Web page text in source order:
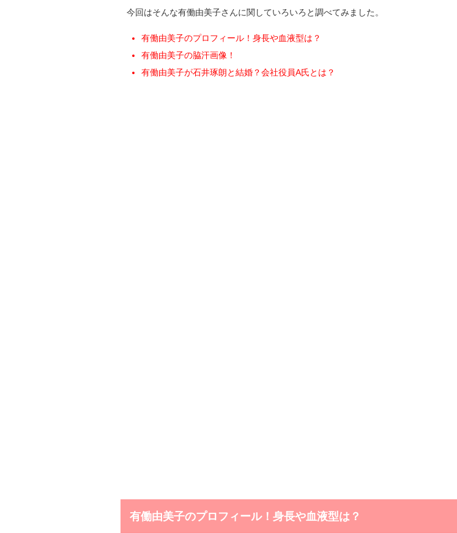
今回はそんな有働由美子さんに関していろいろと調べてみました。
有働由美子のプロフィール！身長や血液型は？
有働由美子の脇汗画像！
有働由美子が石井琢朗と結婚？会社役員A氏とは？
有働由美子のプロフィール！身長や血液型は？